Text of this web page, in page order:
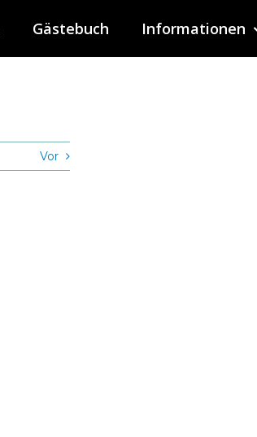
Gästebuch Informationen
Vor